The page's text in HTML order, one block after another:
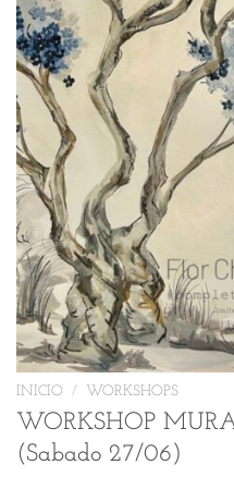
INICIO / WORKSHOPS
WORKSHOP
(Sabado 27/06)